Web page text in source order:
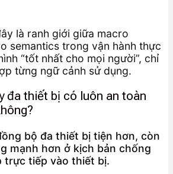
là ranh giới giữa macro
semantics trong vận hành thực
“tốt nhất cho mọi người”, chỉ
từng ngữ cảnh sử dụng.
đa thiết bị có luôn an toàn
bộ đa thiết bị tiện hơn, còn
mạnh hơn ở kịch bản chống
trực tiếp vào thiết bị.